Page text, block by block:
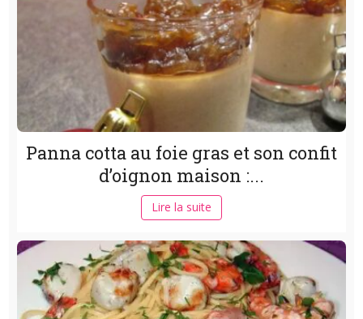
Panna cotta au foie gras et son confit
d’oignon maison :...
Lire la suite